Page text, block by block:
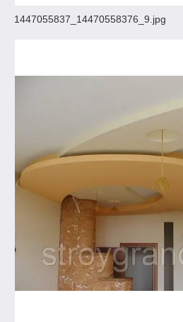
1447055837_14470558376_9.jpg